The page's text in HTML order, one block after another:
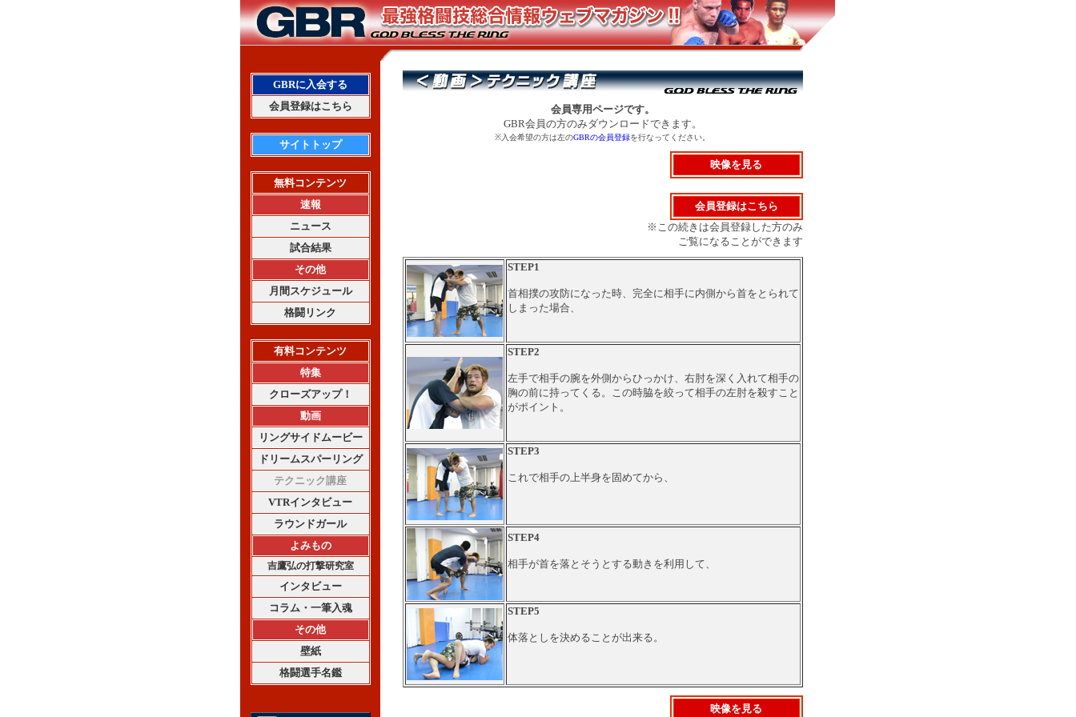
GBRに入会する
会員登録はこちら
サイトトップ
無料コンテンツ
速報
ニュース
試合結果
その他
月間スケジュール
格闘リンク
有料コンテンツ
特集
クローズアップ！
動画
リングサイドムービー
ドリームスパーリング
テクニック講座
VTRインタビュー
ラウンドガール
よみもの
吉鷹弘の打撃研究室
インタビュー
コラム・一筆入魂
その他
壁紙
格闘選手名鑑
会員専用ページです。
GBR会員の方のみダウンロードできます。
※入会希望の方は左のGBRの会員登録を行なってください。
映像を見る
会員登録はこちら
※この続きは会員登録した方のみ
ご覧になることができます
STEP1
首相撲の攻防になった時、完全に相手に内側から首をとられて
しまった場合、
STEP2
左手で相手の腕を外側からひっかけ、右肘を深く入れて相手の
胸の前に持ってくる。この時脇を絞って相手の左肘を殺すこと
がポイント。
STEP3
これで相手の上半身を固めてから、
STEP4
相手が首を落とそうとする動きを利用して、
STEP5
体落としを決めることが出来る。
映像を見る